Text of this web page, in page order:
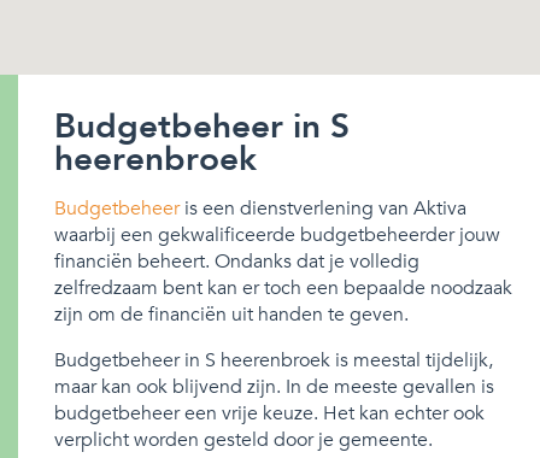
Budgetbeheer in S
heerenbroek
Budgetbeheeris een dienstverlening van Aktiva
waarbij een gekwalificeerde budgetbeheerder jouw
financiën beheert. Ondanks dat je volledig
zelfredzaam bent kan er toch een bepaalde noodzaak
zijn om de financiën uit handen te geven.
Budgetbeheer in S heerenbroek is meestal tijdelijk,
maar kan ook blijvend zijn. In de meeste gevallen is
budgetbeheer een vrije keuze. Het kan echter ook
verplicht worden gesteld door je gemeente.